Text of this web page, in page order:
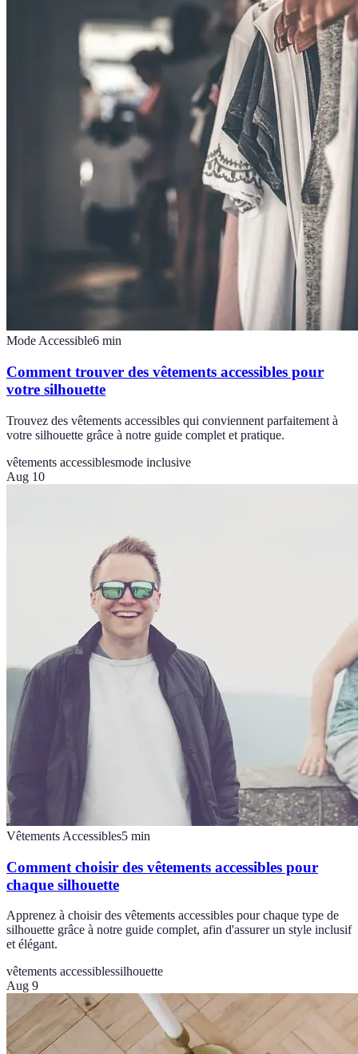
Mode Accessible6 min
Comment trouver des vêtements accessibles pour
votre silhouette
Trouvez des vêtements accessibles qui conviennent parfaitement à
votre silhouette grâce à notre guide complet et pratique.
vêtements accessiblesmode inclusive
Aug 10
Vêtements Accessibles5 min
Comment choisir des vêtements accessibles pour
chaque silhouette
Apprenez à choisir des vêtements accessibles pour chaque type de
silhouette grâce à notre guide complet, afin d'assurer un style inclusif
et élégant.
vêtements accessiblessilhouette
Aug 9